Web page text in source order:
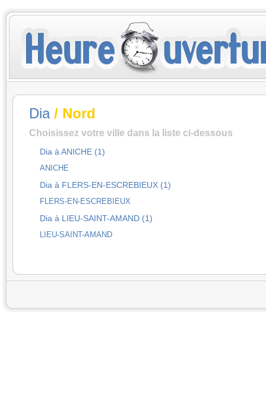
Dia/ Nord
Choisissez votre ville dans la liste ci-dessous
Dia à ANICHE (1)
ANICHE
Dia à FLERS-EN-ESCREBIEUX (1)
FLERS-EN-ESCREBIEUX
Dia à LIEU-SAINT-AMAND (1)
LIEU-SAINT-AMAND